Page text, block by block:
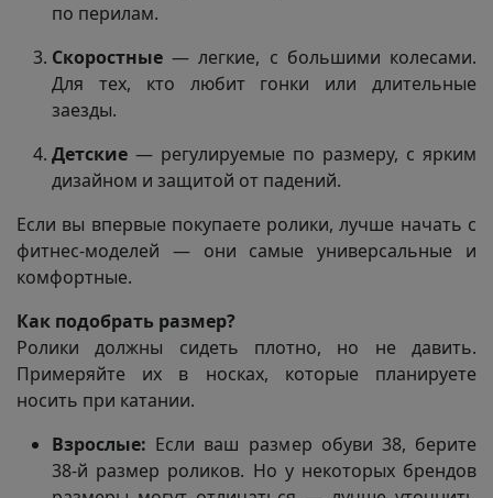
по перилам.
Скоростные — легкие, с большими колесами.
Для тех, кто любит гонки или длительные
заезды.
Детские — регулируемые по размеру, с ярким
дизайном и защитой от падений.
Если вы впервые покупаете ролики, лучше начать с
фитнес-моделей — они самые универсальные и
комфортные.
Как подобрать размер?
Ролики должны сидеть плотно, но не давить.
Примеряйте их в носках, которые планируете
носить при катании.
Взрослые: Если ваш размер обуви 38, берите
38-й размер роликов. Но у некоторых брендов